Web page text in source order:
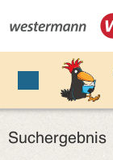
Suchergebnis